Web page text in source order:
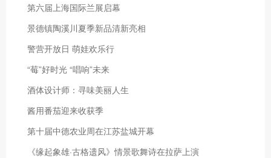
第六届上海国际兰展启幕
景德镇陶溪川夏季新品清新亮相
警营开放日 萌娃欢乐行
“莓”好时光 “唱响”未来
酒体设计师：寻味美丽人生
酱用番茄迎来收获季
第十届中德农业周在江苏盐城开幕
《缘起象雄·古格遗风》情景歌舞诗在拉萨上演